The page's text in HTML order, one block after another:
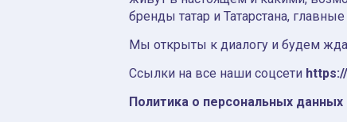
бренды татар и Татарстана,
Мы открыты к диалогу и будем
Ссылки на все наши соцсети
Политика о персональных данных